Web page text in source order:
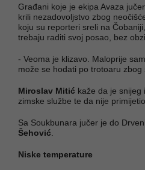
Građani koje je ekipa Avaza
krili nezadovoljstvo zbog
koju su reporteri sreli na
trebaju raditi svoj posao, bez
- Veoma je klizavo. Maloprije
može se hodati po trotoaru zbog
Miroslav Mitić kaže da je snijeg
zimske službe te da nije
Sa Soukbunara jučer je do
Šehović
Niske temperature